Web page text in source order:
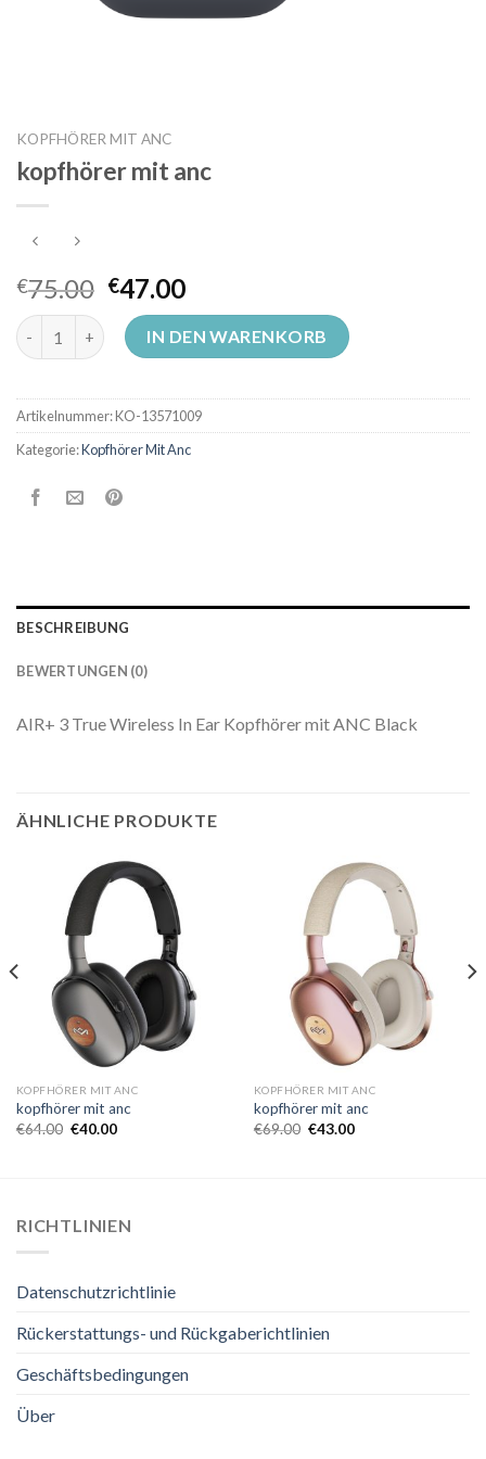
KOPFHÖRER MIT ANC
kopfhörer mit anc
€75.00 €47.00
kopfhörer mit anc MengeIN DEN WARENKORB
Artikelnummer:KO-13571009
Kategorie:Kopfhörer Mit Anc
BESCHREIBUNG
BEWERTUNGEN (0)
AIR+ 3 True Wireless In Ear Kopfhörer mit ANC Black
ÄHNLICHE PRODUKTE
KOPFHÖRER MIT ANC
kopfhörer mit anc
€64.00 €40.00
KOPFHÖRER MIT ANC
kopfhörer mit anc
€69.00 €43.00
RICHTLINIEN
Datenschutzrichtlinie
Rückerstattungs- und Rückgaberichtlinien
Geschäftsbedingungen
Über